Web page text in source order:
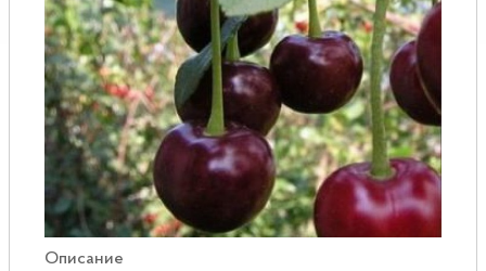
НОВИНКА Английские и Японские розы
Саженцы плодовые
Описание